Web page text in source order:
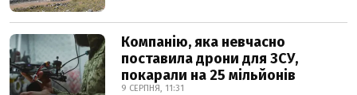
Компанію, яка невчасно
поставила дрони для ЗСУ,
покарали на 25 мільйонів
9 СЕРПНЯ, 11:31